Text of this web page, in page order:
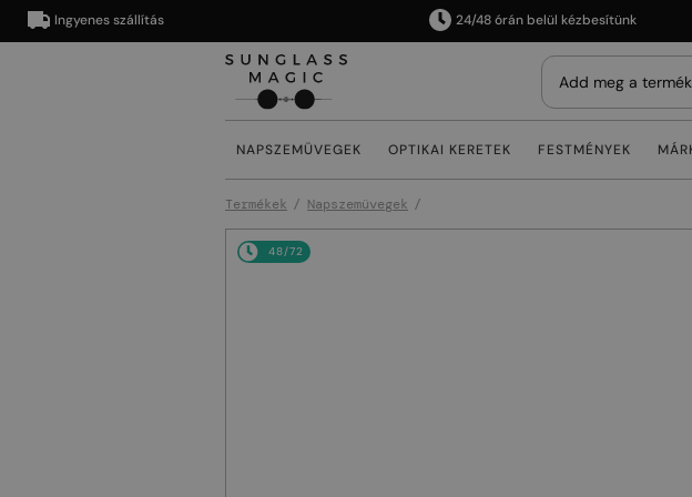
Ingyenes szállítás 24/48 órán belül kézbesítünk
NAPSZEMÜVEGEK OPTIKAI KERETEK FESTMÉNYEK
Termékek Napszemüvegek
48/72